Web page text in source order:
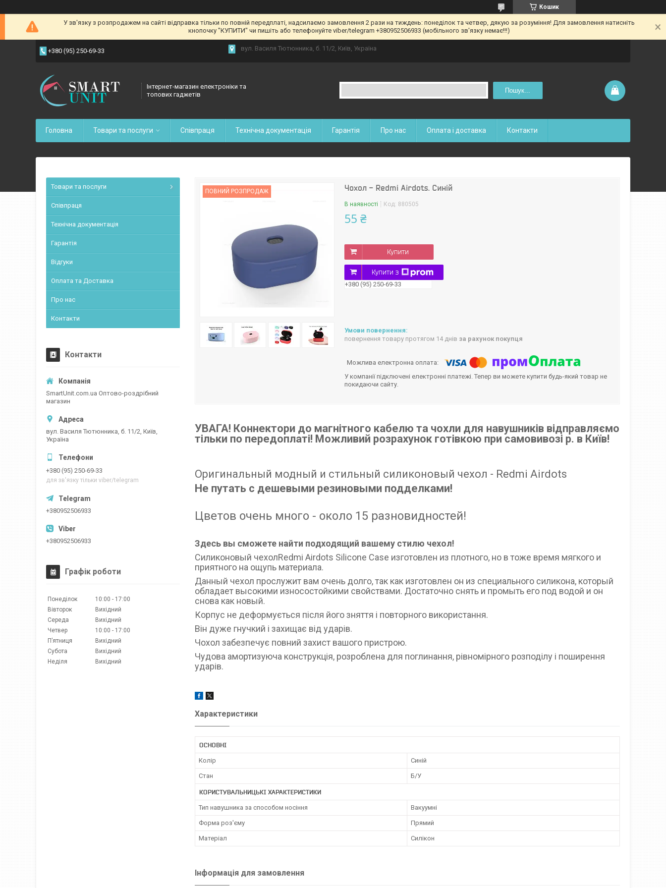
Кошик
У зв'язку з розпродажем на сайті відправка тільки по повній передплаті, надсилаємо замовлення 2 рази на тиждень: понеділок та четвер, дякую за розуміння! Для замовлення натисніть
кнопочку "КУПИТИ" чи пишіть або телефонуйте viber/telegram +380952506933 (мобільного зв'язку немає!!!)
+380 (95) 250-69-33 вул. Василя Тютюнника, б. 11/2, Київ, Україна
Інтернет-магазин електроніки та
топових гаджетів
Пошук...
Головна Товари та послуги Співпраця Технічна документація Гарантія Про нас Оплата і доставка Контакти
ПОВНИЙ РОЗПРОДАЖ Чохол - Redmi Airdots. Синій
В наявності Код: 880505
55 ₴
Купити
Купити з
+380 (95) 250-69-33
повернення товару протягом 14 днів за рахунок покупця
У компанії підключені електронні платежі. Тепер ви можете купити будь-який товар не
покидаючи сайту.
УВАГА! Коннектори до магнітного кабелю та чохли для навушників відправляємо
тільки по передоплаті! Можливий розрахунок готівкою при самовивозі р. в Київ!
Оригинальный модный и стильный силиконовый чехол - Redmi Airdots
Не путать с дешевыми резиновыми подделками!
Цветов очень много - около 15 разновидностей!
Здесь вы сможете найти подходящий вашему стилю чехол!
Силиконовый чехолRedmi Airdots Silicone Case изготовлен из плотного, но в тоже время мягкого и
приятного на ощупь материала.
Данный чехол прослужит вам очень долго, так как изготовлен он из специального силикона, который
обладает высокими износостойкими свойствами. Достаточно снять и промыть его под водой и он
снова как новый.
Корпус не деформується після його зняття і повторного використання.
Він дуже гнучкий і захищає від ударів.
Чохол забезпечує повний захист вашого пристрою.
Чудова амортизуюча конструкція, розроблена для поглинання, рівномірного розподілу і поширення
ударів.
Характеристики
ОСНОВНІ
Колір Синій
Стан Б/У
КОРИСТУВАЛЬНИЦЬКІ ХАРАКТЕРИСТИКИ
Тип навушника за способом носіння Вакуумні
Форма роз'єму Прямий
Матеріал Силікон
Інформація для замовлення
Товари та послуги
Співпраця
Технічна документація
Гарантія
Відгуки
Оплата та Доставка
Про нас
Контакти
Контакти
SmartUnit.com.ua Оптово-роздрібний
магазин
вул. Василя Тютюнника, б. 11/2, Київ,
Україна
+380 (95) 250-69-33
для зв'язку тільки viber/telegram
+380952506933
+380952506933
Графік роботи
Понеділок 10:00
17:00
Вівторок
Вихідний
Середа
Вихідний
Четвер
10:00
17:00
Пʼятниця
Вихідний
Субота
Вихідний
Неділя
Вихідний